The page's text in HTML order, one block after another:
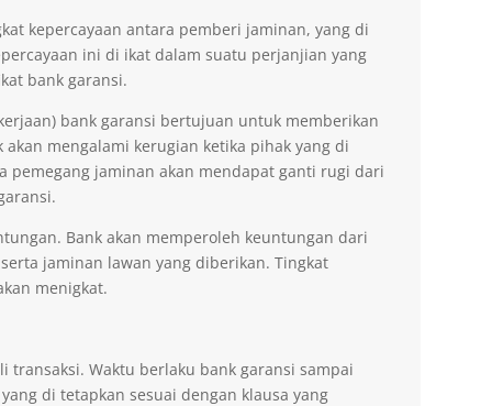
kepercayaan antara pemberi jaminan, yang di
ini di ikat dalam suatu perjanjian yang
bank garansi.
bank garansi bertujuan untuk memberikan
mengalami kerugian ketika pihak yang di
pemegang jaminan akan mendapat ganti rugi dari
Bank akan memperoleh keuntungan dari
jaminan lawan yang diberikan. Tingkat
menigkat.
transaksi. Waktu berlaku bank garansi sampai
di tetapkan sesuai dengan klausa yang